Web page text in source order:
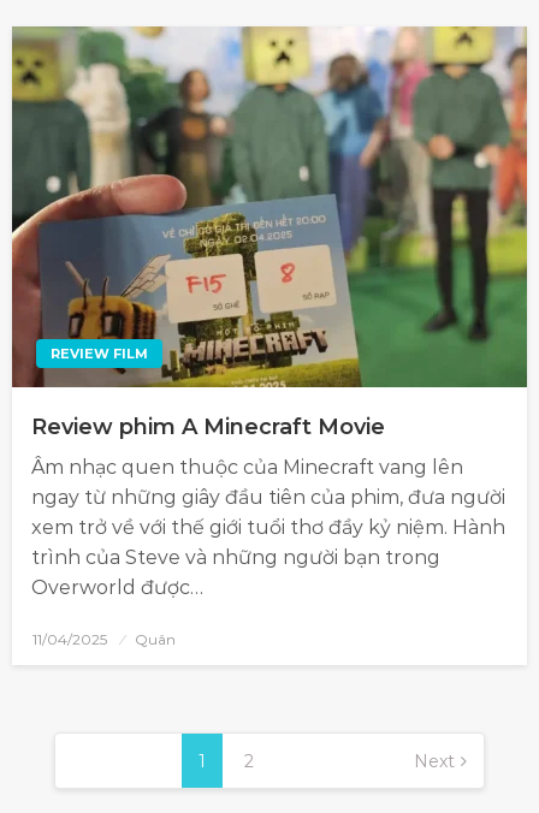
REVIEW FILM
Review phim A Minecraft Movie
Âm nhạc quen thuộc của Minecraft vang lên
ngay từ những giây đầu tiên của phim, đưa người
xem trở về với thế giới tuổi thơ đầy kỷ niệm. Hành
trình của Steve và những người bạn trong
Overworld được…
11/04/2025 Quân
1 2 Next